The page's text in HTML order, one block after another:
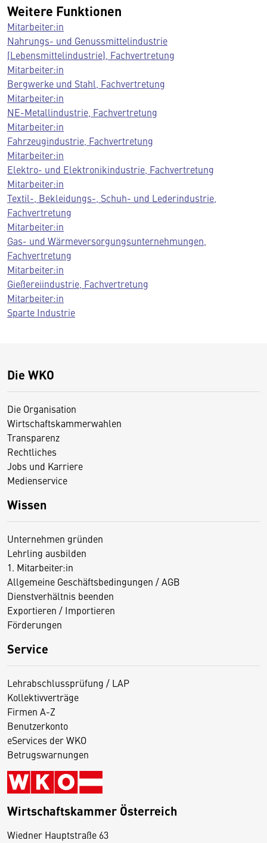
Weitere Funktionen
Mitarbeiter:in
Nahrungs- und Genussmittelindustrie
(Lebensmittelindustrie), Fachvertretung
Mitarbeiter:in
Bergwerke und Stahl, Fachvertretung
Mitarbeiter:in
NE-Metallindustrie, Fachvertretung
Mitarbeiter:in
Fahrzeugindustrie, Fachvertretung
Mitarbeiter:in
Elektro- und Elektronikindustrie, Fachvertretung
Mitarbeiter:in
Textil-, Bekleidungs-, Schuh- und Lederindustrie,
Fachvertretung
Mitarbeiter:in
Gas- und Wärmeversorgungsunternehmungen,
Fachvertretung
Mitarbeiter:in
Gießereiindustrie, Fachvertretung
Mitarbeiter:in
Sparte Industrie
Die WKO
Die Organisation
Wirtschaftskammerwahlen
Transparenz
Rechtliches
Jobs und Karriere
Medienservice
Wissen
Unternehmen gründen
Lehrling ausbilden
1. Mitarbeiter:in
Allgemeine Geschäftsbedingungen / AGB
Dienstverhältnis beenden
Exportieren / Importieren
Förderungen
Service
Lehrabschlussprüfung / LAP
Kollektivverträge
Firmen A-Z
Benutzerkonto
eServices der WKO
Betrugswarnungen
Wirtschaftskammer Österreich
Wiedner Hauptstraße 63
D